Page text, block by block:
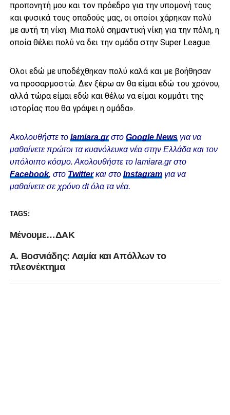
προπονητή μου και τον πρόεδρο για την υπομονή τους
και φυσικά τους οπαδούς μας, οι οποίοι χάρηκαν πολύ
με αυτή τη νίκη. Μια πολύ σημαντική νίκη για την πόλη, η
οποία θέλει πολύ να δει την ομάδα στην Super League.
Όλοι εδώ με υποδέχθηκαν πολύ καλά και με βοήθησαν
να προσαρμοστώ. Δεν ξέρω αν θα είμαι εδώ του χρόνου,
αλλά τώρα είμαι εδώ και θέλω να είμαι κομμάτι της
ιστορίας που θα γράψει η ομάδα».
Ακολουθήστε το lamiara.grστο Google Newsγια να
μαθαίνετε πρώτοι τα κυανόλευκα νέα στην Ελλάδα και τον
υπόλοιπο κόσμο. Ακολουθήστε το lamiara.gr στο
Facebook, στο Twitterκαι στο Instagram για να
μαθαίνετε σε χρόνο dt όλα τα νέα.
TAGS:
Mένουμε…ΔΑΚ
Α. Βοσνιάδης: Λαμία και Απόλλων το
πλεονέκτημα